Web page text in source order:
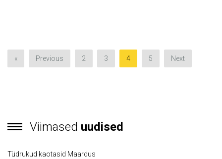
« Previous 2 3 4 5 Next
Viimased uudised
Tüdrukud kaotasid Maardus